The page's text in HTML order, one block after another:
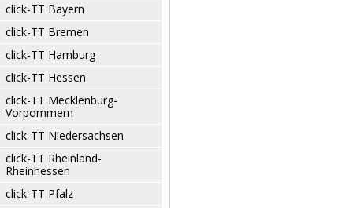
click-TT Bayern
click-TT Bremen
click-TT Hamburg
click-TT Hessen
click-TT Mecklenburg-
Vorpommern
click-TT Niedersachsen
click-TT Rheinland-
Rheinhessen
click-TT Pfalz